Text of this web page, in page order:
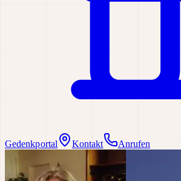
Gedenkportal Kontakt Anrufen